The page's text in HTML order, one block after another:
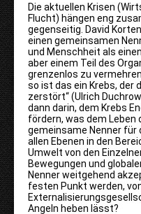
Die aktuellen Krisen
Flucht) hängen eng
gegenseitig. David
einen gemeinsamen
und Menschheit als
aber einem Teil des
grenzenlos zu vermehren
so ist das ein Krebs, der
zerstört“ (Ulrich
dann darin, dem Krebs
fördern, was dem Leben
gemeinsame Nenner für
allen Ebenen in den
Umwelt von den
Bewegungen und
Nenner weitgehend
festen Punkt werden,
Angeln heben lässt?